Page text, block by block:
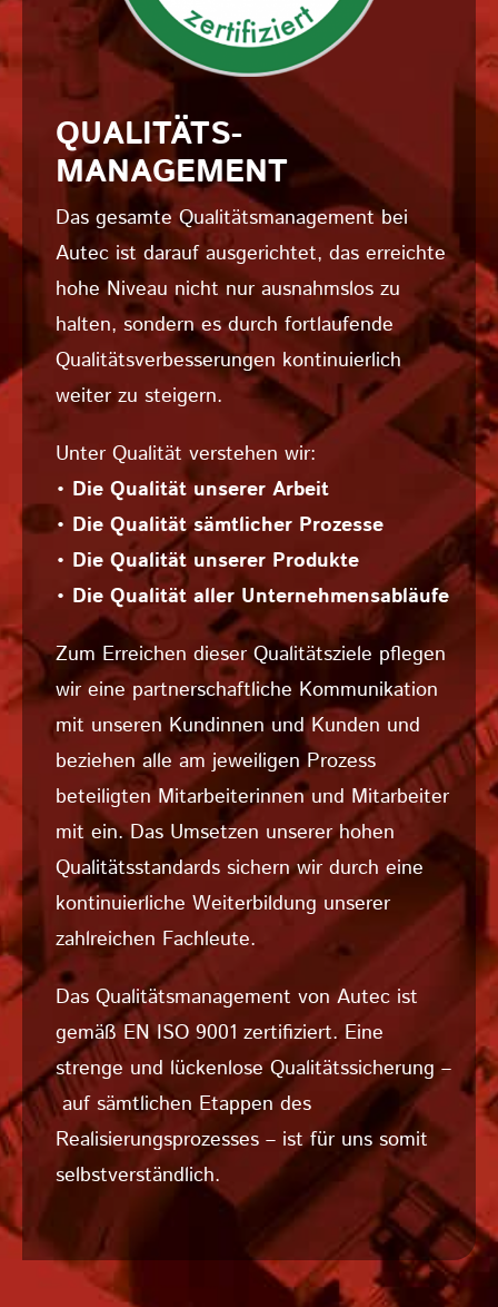
QUALITÄTS­
MANAGEMENT
Das gesamte Qualitätsmanagement bei
Autec ist darauf ausgerichtet, das erreichte
hohe Niveau nicht nur ausnahmslos zu
halten, sondern es durch fortlaufende
Qualitäts­ver­besserungen kontinuierlich
weiter zu steigern.
Unter Qualität verstehen wir:
• Die Qualität unserer Arbeit
• Die Qualität sämtlicher Prozesse
• Die Qualität unserer Produkte
• Die Qualität aller Unternehmensabläufe
Zum Erreichen dieser Qualitätsziele pflegen
wir eine partnerschaftliche Kommunikation
mit unseren Kundinnen und Kunden und
beziehen alle am jeweiligen Prozess
beteiligten Mit­arbeiterinnen und Mitarbeiter
mit ein. Das Umsetzen unserer hohen
Qualitätsstandards sichern wir durch eine
kontinuierliche Weiterbildung unserer
zahlreichen Fachleute.
Das Qualitätsmanagement von Autec ist
gemäß EN ISO 9001 zertifiziert. Eine
strenge und lückenlose Qualitätssicherung –
auf sämtlichen Etappen des
Realisierungsprozesses – ist für uns somit
selbstverständlich.